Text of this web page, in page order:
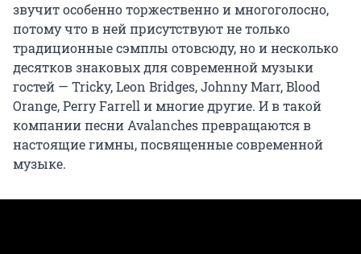
звучит особенно торжественно и многоголосно,
потому что в ней присутствуют не только
традиционные сэмплы отовсюду, но и несколько
десятков знаковых для современной музыки
гостей — Tricky, Leon Bridges, Johnny Marr, Blood
Orange, Perry Farrell и многие другие. И в такой
компании песни Avalanches превращаются в
настоящие гимны, посвященные современной
музыке.